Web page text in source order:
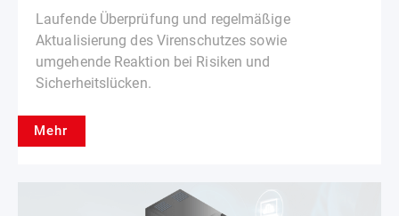
Laufende Überprüfung und regelmäßige
Aktualisierung des Virenschutzes sowie
umgehende Reaktion bei Risiken und
Sicherheitslücken.
Mehr